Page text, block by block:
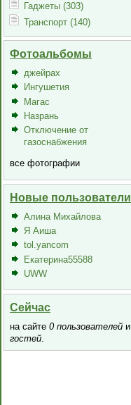
Гаджеты (303)
Транспорт (140)
Фотоальбомы
джейрах
Ингушетия
Магас
Назрань
Отключение от
газоснабжения
все фотографии
Новые пользователи
Алина Михайлова
Я Аиша
tol.yancom
Екатерина55588
UWW
Сейчас
на сайте 0 пользователей и
гостей.